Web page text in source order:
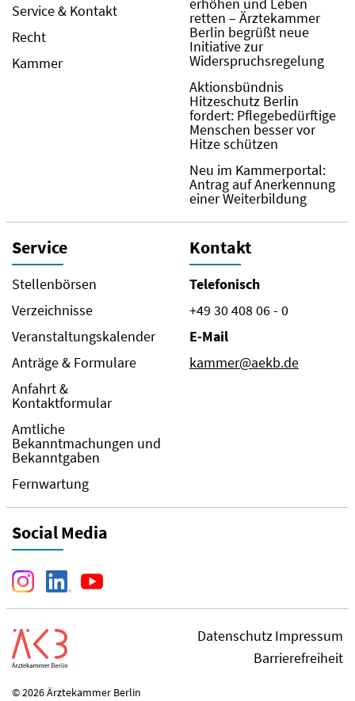
Service & Kontakt
Recht
Kammer
retten – Ärztekammer
Berlin begrüßt neue
Initiative zur
Widerspruchsregelung
Aktionsbündnis
Hitzeschutz Berlin
fordert: Pflegebedürftige
Menschen besser vor
Hitze schützen
Neu im Kammerportal:
Antrag auf Anerkennung
einer Weiterbildung
Service
Stellenbörsen
Verzeichnisse
Veranstaltungskalender
Anträge & Formulare
Anfahrt &
Kontaktformular
Amtliche
Bekanntmachungen und
Bekanntgaben
Fernwartung
Kontakt
Telefonisch
+49 30 408 06 - 0
E-Mail
kammer@aekb.de
Social Media
DatenschutzImpressum
Barrierefreiheit
© 2026 Ärztekammer Berlin